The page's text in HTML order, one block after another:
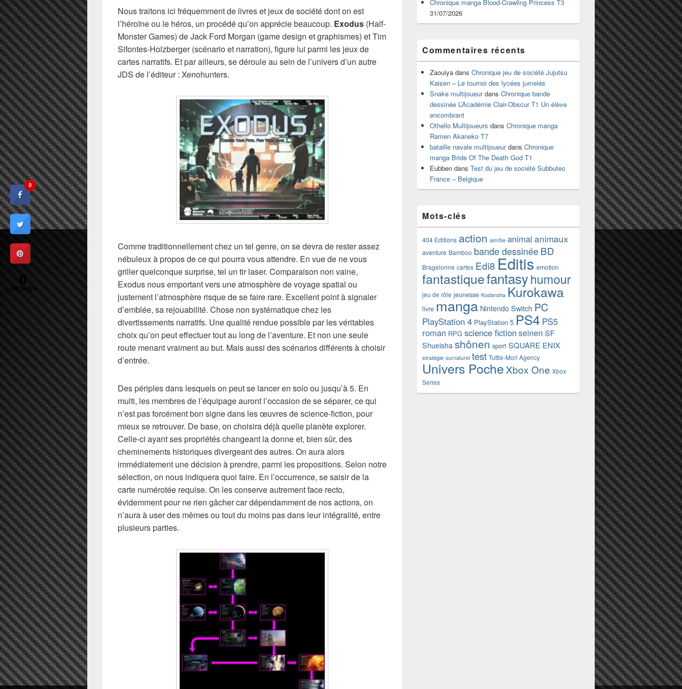
Nous traitons ici fréquemment de livres et jeux de société dont on est
l’héroïne ou le héros, un procédé qu’on apprécie beaucoup. Exodus (Half-
Monster Games) de Jack Ford Morgan (game design et graphismes) et Tim
Sifontes-Holzberger (scénario et narration), figure lui parmi les jeux de
cartes narratifs. Et par ailleurs, se déroule au sein de l’univers d’un autre
JDS de l’éditeur : Xenohunters.
Comme traditionnellement chez un tel genre, on se devra de rester assez
nébuleux à propos de ce qui pourra vous attendre. En vue de ne vous
griller quelconque surprise, tel un tir laser. Comparaison non vaine,
Exodus nous emportant vers une atmosphère de voyage spatial ou
justement l’atmosphère risque de se faire rare. Excellent point à signaler
d’emblée, sa rejouabilité. Chose non systématique chez les
divertissements narratifs. Une qualité rendue possible par les véritables
choix qu’on peut effectuer tout au long de l’aventure. Et non une seule
route menant vraiment au but. Mais aussi des scénarios différents à choisir
d’entrée.
Des périples dans lesquels on peut se lancer en solo ou jusqu’à 5. En
multi, les membres de l’équipage auront l’occasion de se séparer, ce qui
n’est pas forcément bon signe dans les œuvres de science-fiction, pour
mieux se retrouver. De base, on choisira déjà quelle planète explorer.
Celle-ci ayant ses propriétés changeant la donne et, bien sûr, des
cheminements historiques divergeant des autres. On aura alors
immédiatement une décision à prendre, parmi les propositions. Selon notre
sélection, on nous indiquera quoi faire. En l’occurrence, se saisir de la
carte numérotée requise. On les conserve autrement face recto,
évidemment pour ne rien gâcher car dépendamment de nos actions, on
n’aura à user des mêmes ou tout du moins pas dans leur intégralité, entre
plusieurs parties.
Chronique manga Blood-Crawling Princess T3
31/07/2026
Commentaires récents
Zaouiya dans Chronique jeu de société Jujutsu
Kaisen – Le tournoi des lycées jumelés
Snake multijoueurdans Chronique bande
dessinée L’Académie Clair-Obscur T1 Un élève
encombrant
Othello Multijoueurs dans Chronique manga
Ramen Akaneko T7
bataille navale multijoueurdans Chronique
manga Bride Of The Death God T1
Eubben dans Test du jeu de société Subbuteo
France – Belgique
Mots-clés
404 Editions action amitie animal animaux
aventure Bamboo bande dessinéeBD
Bragelonne cartes Edi8 Editis emotion
fantastiquefantasyhumour
jeu de rôle jeunesse Kodansha Kurokawa
livre manga Nintendo Switch PC
PlayStation 4 PlayStation 5 PS4 PS5
roman RPG science fictionseinen SF
Shueisha shônen sport SQUARE ENIX
stratégie surnaturel test Tuttle-Mori Agency
Univers Poche Xbox One Xbox
Series
0
0
PARTAGES